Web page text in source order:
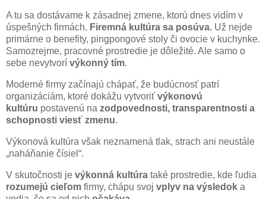
A tu sa dostávame k zásadnej zmene, ktorú dnes vidím v
úspešných firmách. Firemná kultúra sa posúva. Už nejde
primárne o benefity, pingpongové stoly či ovocie v kuchynke.
Samozrejme, pracovné prostredie je dôležité. Ale samo o
sebe nevytvorí výkonný tím.
Moderné firmy začínajú chápať, že budúcnosť patrí
organizáciám, ktoré dokážu vytvoriť výkonovú
kultúru postavenú na zodpovednosti, transparentnosti a
schopnosti viesť zmenu.
Výkonová kultúra však neznamená tlak, strach ani neustále
„naháňanie čísiel“.
V skutočnosti je výkonná kultúra také prostredie, kde ľudia
rozumejú cieľom firmy, chápu svoj vplyv na výsledok a